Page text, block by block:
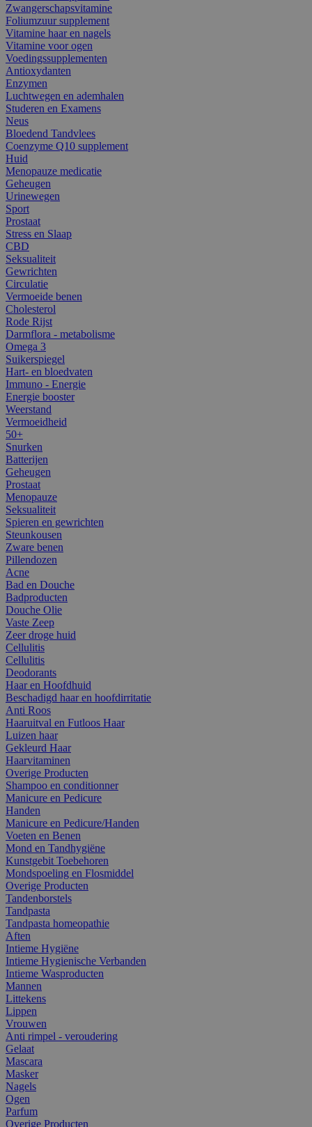
Zwangerschapsvitamine
Foliumzuur supplement
Vitamine haar en nagels
Vitamine voor ogen
Voedingssupplementen
Antioxydanten
Enzymen
Luchtwegen en ademhalen
Studeren en Examens
Neus
Bloedend Tandvlees
Coenzyme Q10 supplement
Huid
Menopauze medicatie
Geheugen
Urinewegen
Sport
Prostaat
Stress en Slaap
CBD
Seksualiteit
Gewrichten
Circulatie
Vermoeide benen
Cholesterol
Rode Rijst
Darmflora - metabolisme
Omega 3
Suikerspiegel
Hart- en bloedvaten
Immuno - Energie
Energie booster
Weerstand
Vermoeidheid
50+
Snurken
Batterijen
Geheugen
Prostaat
Menopauze
Seksualiteit
Spieren en gewrichten
Steunkousen
Zware benen
Pillendozen
Acne
Bad en Douche
Badproducten
Douche Olie
Vaste Zeep
Zeer droge huid
Cellulitis
Cellulitis
Deodorants
Haar en Hoofdhuid
Beschadigd haar en hoofdirritatie
Anti Roos
Haaruitval en Futloos Haar
Luizen haar
Gekleurd Haar
Haarvitaminen
Overige Producten
Shampoo en conditionner
Manicure en Pedicure
Handen
Manicure en Pedicure/Handen
Voeten en Benen
Mond en Tandhygiëne
Kunstgebit Toebehoren
Mondspoeling en Flosmiddel
Overige Producten
Tandenborstels
Tandpasta
Tandpasta homeopathie
Aften
Intieme Hygiëne
Intieme Hygienische Verbanden
Intieme Wasproducten
Mannen
Littekens
Lippen
Vrouwen
Anti rimpel - veroudering
Gelaat
Mascara
Masker
Nagels
Ogen
Parfum
Overige Producten